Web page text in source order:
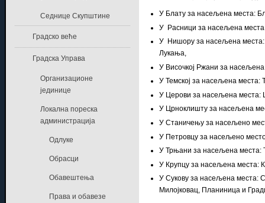
У Блату за насељена места:
У Расници за насељена
У Нишору за насељена места:
Лукања,
У Височкој Ржани за
У Темској за насељена места:
У Церови за насељена места:
У Црноклишту за насељена
У Станичењу за насељено
У Петровцу за насељено
У Трњани за насељена места:
У Крупцу за насељена места:
У Сукову за насељена места:
Милојковац, Планиница и
Седнице Скупштине
Градско веће
Градска Управа
Организационе
јединице
Локална пореска
администрација
Одлуке
Обрасци
Обавештења
Права и обавезе